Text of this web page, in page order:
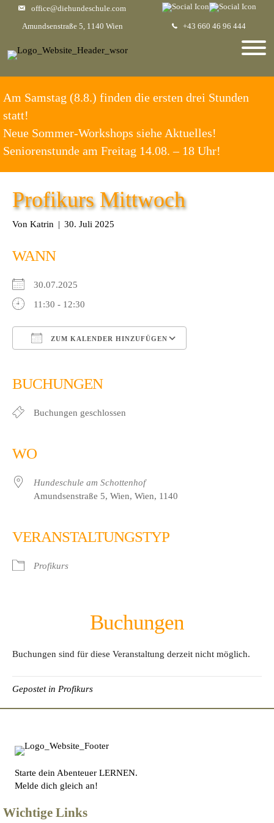
office@diehundeschule.com
+43 660 46 96 444
Amundsenstraße 5, 1140 Wien
Am Samstag (8.8.) finden die ersten drei Stunden
statt!
Neue Sommer-Workshops siehe Aktuelles!
Seniorenstunde am Freitag 14.08. – 18 Uhr!
Profikurs Mittwoch
Von Katrin | 30. Juli 2025
WANN
30.07.2025
11:30 - 12:30
ZUM KALENDER HINZUFÜGEN
BUCHUNGEN
Buchungen geschlossen
WO
Hundeschule am Schottenhof
Amundsenstraße 5, Wien, Wien, 1140
VERANSTALTUNGSTYP
Profikurs
Buchungen
Buchungen sind für diese Veranstaltung derzeit nicht möglich.
Gepostet in Profikurs
Starte dein Abenteuer LERNEN.
Melde dich gleich an!
Wichtige Links